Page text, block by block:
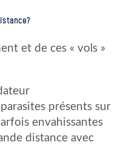
et de ces « vols »
présents sur
envahissantes
distance avec